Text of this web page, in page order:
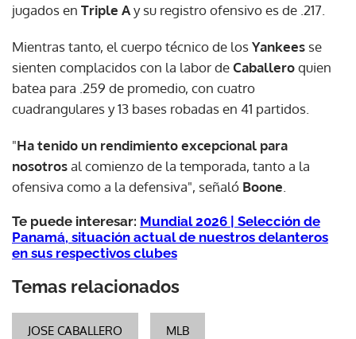
jugados en Triple Ay su registro ofensivo es de .217.
Mientras tanto, el cuerpo técnico de losYankees se
sienten complacidos con la labor deCaballeroquien
batea para .259 de promedio, con cuatro
cuadrangulares y 13 bases robadas en 41 partidos.
"Ha tenido un rendimiento excepcional para
nosotrosal comienzo de la temporada, tanto a la
ofensiva como a la defensiva", señaló Boone
Te puede interesar: Mundial 2026 | Selección de
Panamá, situación actual de nuestros delanteros
en sus respectivos clubes
Temas relacionados
JOSE CABALLERO MLB